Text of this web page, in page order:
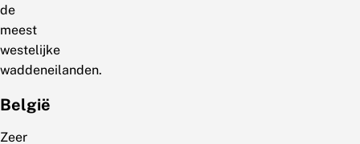
meest
westelijke
waddeneilanden.